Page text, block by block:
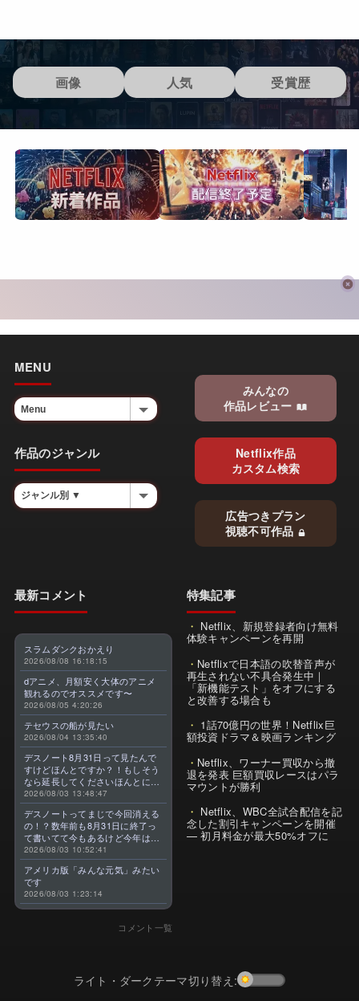
画像 人気 受賞歴
MENU
作品のジャンル
みんなの
作品レビュー
Netflix作品
カスタム検索
広告つきプラン
視聴不可作品
最新コメント
スラムダンクおかえり
2026/08/08 16:18:15
dアニメ、月額安く大体のアニメ
観れるのでオススメです〜
2026/08/05 4:20:26
テセウスの船が見たい
2026/08/04 13:35:40
デスノート8月31日って見たんで
すけどほんとですか？！もしそう
なら延長してくださいほんとに大
好きなんです😭
2026/08/03 13:48:47
デスノートってまじで今回消える
の！？数年前も8月31日に終了っ
て書いてて今もあるけど今年はま
じのやつ！？よくわからん！！で
きればなくならないでほしい！平
成アニメを振り返らせてくれっ
っ！！！！！！！
2026/08/03 10:52:41
アメリカ版「みんな元気」みたい
です
2026/08/03 1:23:14
コメント一覧
特集記事
Netflix、新規登録者向け無料
体験キャンペーンを再開
Netflixで日本語の吹替音声が
再生されない不具合発生中｜
「新機能テスト」をオフにする
と改善する場合も
1話70億円の世界！Netflix巨
額投資ドラマ＆映画ランキング
Netflix、ワーナー買収から撤
退を発表 巨額買収レースはパラ
マウントが勝利
Netflix、WBC全試合配信を記
念した割引キャンペーンを開催
— 初月料金が最大50%オフに
ライト・ダークテーマ切り替え: